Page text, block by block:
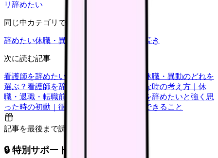
リ 辞めたい
同じ中カテゴリで見る
辞めたい休職・異動 退職手続き
次に読む記事
看護師を辞めたい時の判断基準｜転職・休職・異動のどれを
選ぶ？ 看護師を辞めたいけどお金が不安な時の考え方｜休
職・退職・転職前に確認すること
看護師を辞めたいと強く思
った時の初動｜衝動的に辞める前に今日できること
記事を最後まで読むと解放
🔒 特別サポート枠（未開放）